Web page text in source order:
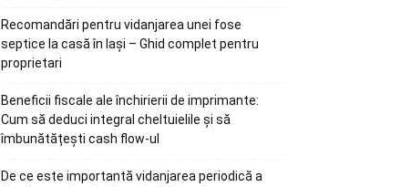
Recomandări pentru vidanjarea unei fose
septice la casă în Iași – Ghid complet pentru
proprietari
Beneficii fiscale ale închirierii de imprimante:
Cum să deduci integral cheltuielile și să
îmbunătățești cash flow-ul
De ce este importantă vidanjarea periodică a